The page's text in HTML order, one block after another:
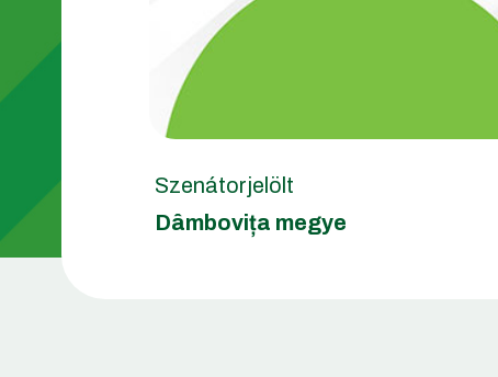
Szenátorjelölt
Dâmbovița megye